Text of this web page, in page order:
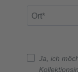
Ja, ich